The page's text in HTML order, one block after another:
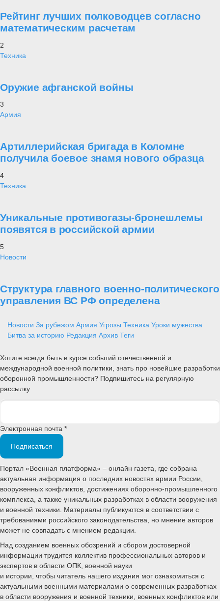
Рейтинг лучших полководцев согласно
математическим расчетам
2
Техника
Оружие афганской войны
3
Армия
Артиллерийская бригада в Коломне
получила боевое знамя нового образца
4
Техника
Уникальные противогазы-бронешлемы
появятся в российской армии
5
Новости
Структура главного военно-политического
управления ВС РФ определена
Новости За рубежом Армия Угрозы Техника Уроки мужества
Битва за историю Редакция Архив Теги
Хотите всегда быть в курсе событий отечественной и
международной военной политики, знать про новейшие разработки
оборонной промышленности? Подпишитесь на регулярную
рассылку
Электронная почта *
Подписаться
Портал «Военная платформа» – онлайн газета, где собрана
актуальная информация о последних новостях армии России,
вооруженных конфликтов, достижениях оборонно-промышленного
комплекса, а также уникальных разработках в области вооружения
и военной техники. Материалы публикуются в соответствии с
требованиями российского законодательства, но мнение авторов
может не совпадать с мнением редакции.
Над созданием военных обозрений и сбором достоверной
информации трудится коллектив профессиональных авторов и
экспертов в области ОПК, военной науки
и истории, чтобы читатель нашего издания мог ознакомиться с
актуальными военными материалами о современных разработках
в области вооружения и военной техники, военных конфликтов или